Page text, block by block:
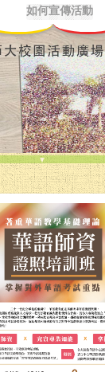
如何宣傳活動
▼
看行事曆